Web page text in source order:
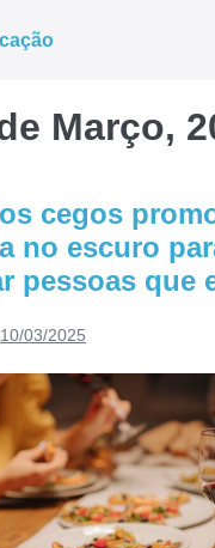
Março,
cegos
no escuro
pessoas que
10/03/2025